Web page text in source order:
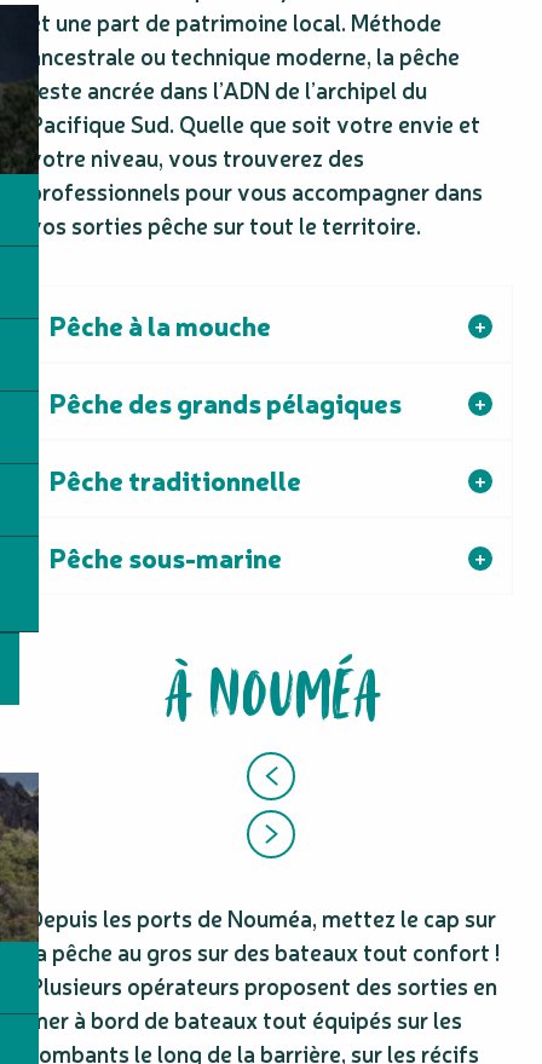
et une part de patrimoine local. Méthode
ancestrale ou technique moderne, la pêche
reste ancrée dans l’ADN de l’archipel du
Pacifique Sud. Quelle que soit votre envie et
votre niveau, vous trouverez des
professionnels pour vous accompagner dans
vos sorties pêche sur tout le territoire.
Pêche à la mouche
Pêche des grands pélagiques
Pêche traditionnelle
Pêche sous-marine
À NOUMÉA
Depuis les ports de Nouméa, mettez le cap sur
la pêche au gros sur des bateaux tout confort !
Plusieurs opérateurs proposent des sorties en
mer à bord de bateaux tout équipés sur les
tombants le long de la barrière, sur les récifs